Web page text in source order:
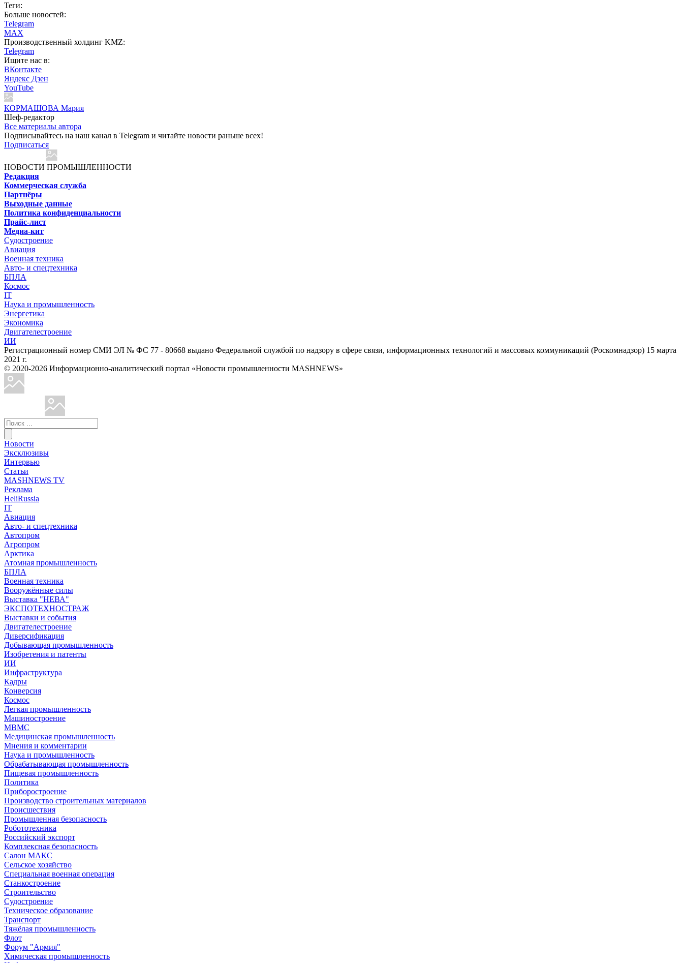
Теги:
Больше новостей:
Telegram
MAX
Производственный холдинг KMZ:
Telegram
Ищите нас в:
ВКонтакте
Яндекс Дзен
YouTube
КОРМАШОВА Мария
Шеф-редактор
Все материалы автора
Подписывайтесь на наш канал в Telegram и читайте новости раньше всех!
Подписаться
НОВОСТИ ПРОМЫШЛЕННОСТИ
Редакция
Коммерческая служба
Партнёры
Выходные данные
Политика конфиденциальности
Прайс-лист
Медиа-кит
Судостроение
Авиация
Военная техника
Авто- и спецтехника
БПЛА
Космос
IT
Наука и промышленность
Энергетика
Экономика
Двигателестроение
ИИ
Регистрационный номер СМИ ЭЛ № ФС 77 - 80668 выдано Федеральной службой по надзору в сфере связи, информационных технологий и массовых коммуникаций (Роскомнадзор) 15 марта
2021 г.
© 2020-2026 Информационно-аналитический портал «Новости промышленности MASHNEWS»
Новости
Эксклюзивы
Интервью
Статьи
MASHNEWS TV
Реклама
HeliRussia
IT
Авиация
Авто- и спецтехника
Автопром
Агропром
Арктика
Атомная промышленность
БПЛА
Военная техника
Вооружённые силы
Выставка "НЕВА"
ЭКСПОТЕХНОСТРАЖ
Выставки и события
Двигателестроение
Диверсификация
Добывающая промышленность
Изобретения и патенты
ИИ
Инфраструктура
Кадры
Конверсия
Космос
Легкая промышленность
Машиностроение
МВМС
Медицинская промышленность
Мнения и комментарии
Наука и промышленность
Обрабатывающая промышленность
Пищевая промышленность
Политика
Приборостроение
Производство строительных материалов
Происшествия
Промышленная безопасность
Робототехника
Российский экспорт
Комплексная безопасность
Салон МАКС
Сельское хозяйство
Специальная военная операция
Станкостроение
Строительство
Судостроение
Техническое образование
Транспорт
Тяжёлая промышленность
Флот
Форум "Армия"
Химическая промышленность